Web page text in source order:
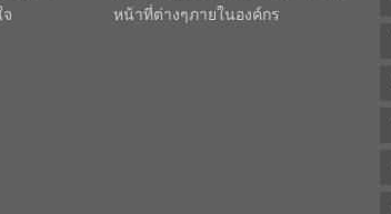
หน้าที่ต่างๆภายในองค์กร